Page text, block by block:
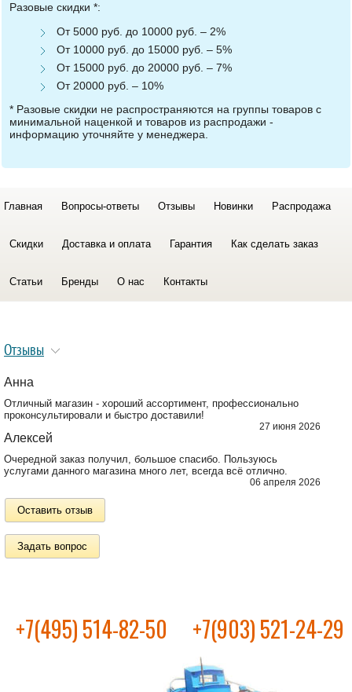
Разовые скидки *:
От 5000 руб. до 10000 руб. – 2%
От 10000 руб. до 15000 руб. – 5%
От 15000 руб. до 20000 руб. – 7%
От 20000 руб. – 10%
* Разовые скидки не распространяются на группы товаров с
минимальной наценкой и товаров из распродажи -
информацию уточняйте у менеджера.
Главная Вопросы-ответы Отзывы Новинки Распродажа
Скидки Доставка и оплата Гарантия Как сделать заказ
Статьи Бренды О нас Контакты
Отзывы
Анна
Отличный магазин - хороший ассортимент, профессионально
проконсультировали и быстро доставили!
27 июня 2026
Алексей
Очередной заказ получил, большое спасибо. Пользуюсь
услугами данного магазина много лет, всегда всё отлично.
06 апреля 2026
Оставить отзыв
Задать вопрос
+7(495) 514-82-50 +7(903) 521-24-29